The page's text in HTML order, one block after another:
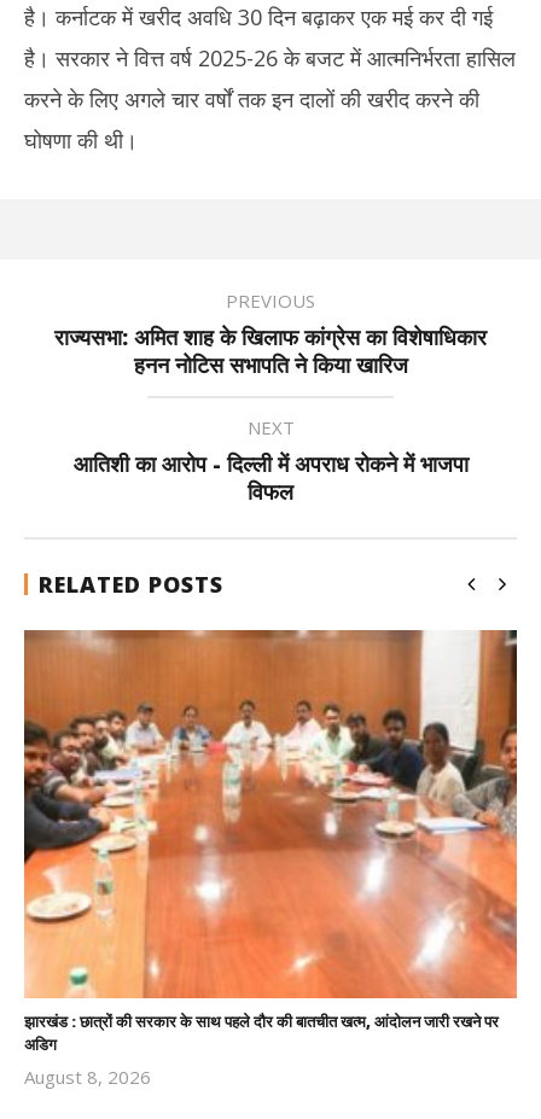
है। कर्नाटक में खरीद अवधि 30 दिन बढ़ाकर एक मई कर दी गई
है। सरकार ने वित्त वर्ष 2025-26 के बजट में आत्मनिर्भरता हासिल
करने के लिए अगले चार वर्षों तक इन दालों की खरीद करने की
घोषणा की थी।
PREVIOUS
राज्यसभा: अमित शाह के खिलाफ कांग्रेस का विशेषाधिकार
हनन नोटिस सभापति ने किया खारिज
NEXT
आतिशी का आरोप - दिल्ली में अपराध रोकने में भाजपा
विफल
RELATED POSTS
झारखंड : छात्रों की सरकार के साथ पहले दौर की बातचीत खत्म, आंदोलन जारी रखने पर
अडिग
August 8, 2026